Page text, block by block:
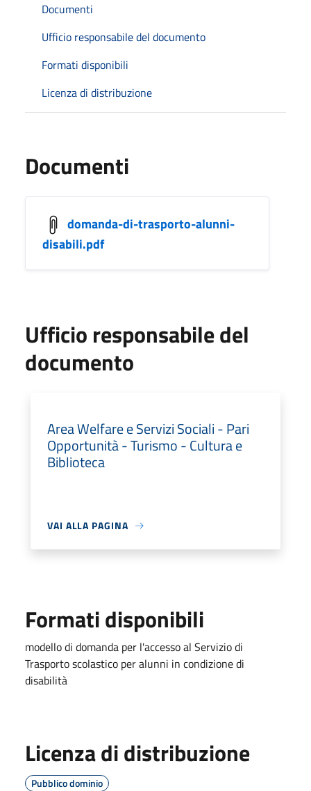
Documenti
Ufficio responsabile del documento
Formati disponibili
Licenza di distribuzione
Documenti
domanda-di-trasporto-alunni-
disabili.pdf
Ufficio responsabile del
documento
Area Welfare e Servizi Sociali - Pari
Opportunità - Turismo - Cultura e
Biblioteca
VAI ALLA PAGINA
Formati disponibili
modello di domanda per l'accesso al Servizio di
Trasporto scolastico per alunni in condizione di
disabilità
Licenza di distribuzione
Pubblico dominio